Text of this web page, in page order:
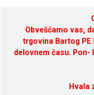
Obveščamo vas,
trgovina Bartog PE
delovnem času. Pon-
Hvala